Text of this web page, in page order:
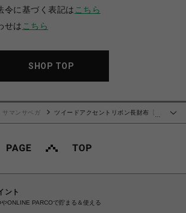
令に基づく表記は こちら
せは こちら
SHOP TOP
サマンサベガ
ツイードアクセントリボン長財布【ホ
ント
ONLINE PARCOで貯まる＆使える